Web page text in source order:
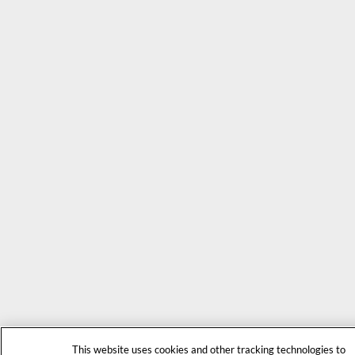
This website uses cookies and other tracking technologies to